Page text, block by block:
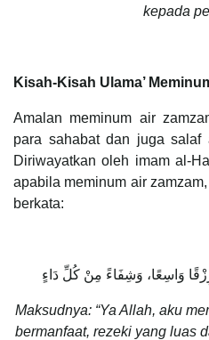
kepada
Kisah-Kisah Ulama’
Amalan meminum air
para sahabat dan juga salaf
Diriwayatkan oleh imam al-
apabila meminum air
berkata:
وَاسِعًا، وَشِفَاءً مِنْ كُلِّ دَاءٍ
Maksudnya: “Ya Allah, aku
bermanfaat, rezeki yang luas